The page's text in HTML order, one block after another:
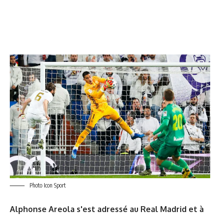
Photo Icon Sport
Alphonse Areola s'est adressé au Real Madrid et à